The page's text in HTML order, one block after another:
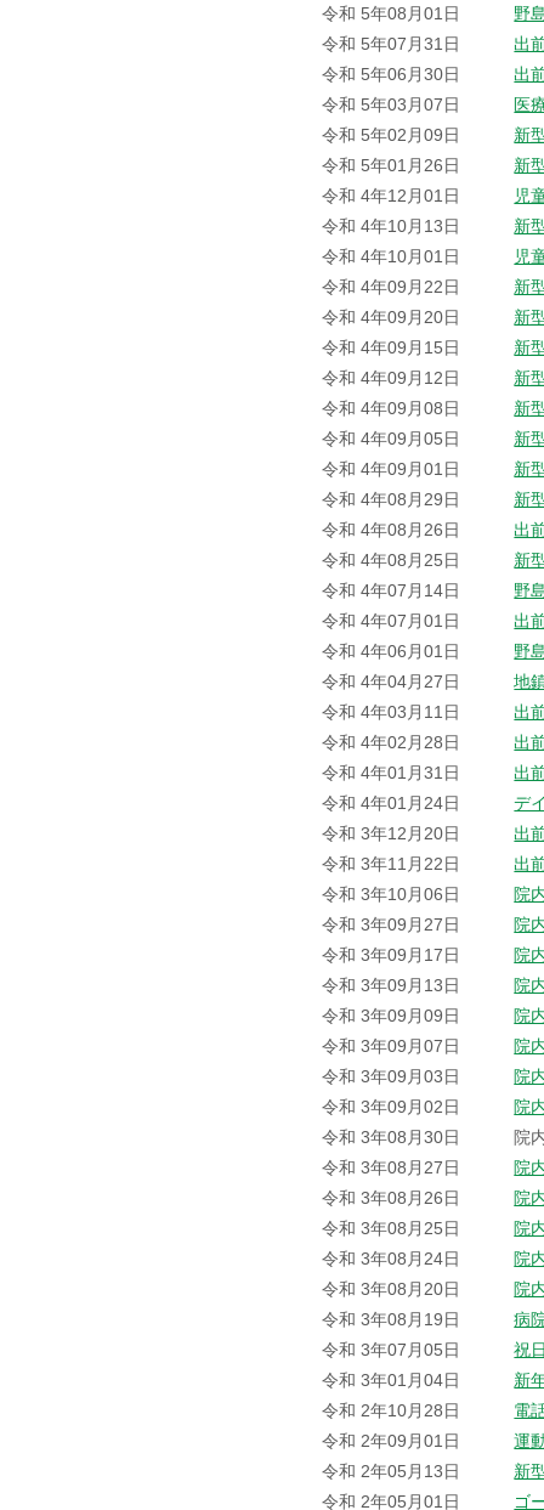
令和 5年08月01日
野
令和 5年07月31日
出
令和 5年06月30日
出
令和 5年03月07日
医
令和 5年02月09日
新
令和 5年01月26日
新
令和 4年12月01日
児
令和 4年10月13日
新
令和 4年10月01日
児
令和 4年09月22日
新
令和 4年09月20日
新
令和 4年09月15日
新
令和 4年09月12日
新
令和 4年09月08日
新
令和 4年09月05日
新
令和 4年09月01日
新
令和 4年08月29日
新
令和 4年08月26日
出
令和 4年08月25日
新
令和 4年07月14日
野
令和 4年07月01日
出
令和 4年06月01日
野
令和 4年04月27日
地
令和 4年03月11日
出
令和 4年02月28日
出
令和 4年01月31日
出
令和 4年01月24日
デ
令和 3年12月20日
出
令和 3年11月22日
出
令和 3年10月06日
院
令和 3年09月27日
院
令和 3年09月17日
院
令和 3年09月13日
院
令和 3年09月09日
院
令和 3年09月07日
院
令和 3年09月03日
院
令和 3年09月02日
院
令和 3年08月30日
院
令和 3年08月27日
院
令和 3年08月26日
院
令和 3年08月25日
院
令和 3年08月24日
院
令和 3年08月20日
院
令和 3年08月19日
病
令和 3年07月05日
祝
令和 3年01月04日
新
令和 2年10月28日
電
令和 2年09月01日
運
令和 2年05月13日
新
令和 2年05月01日
ゴ